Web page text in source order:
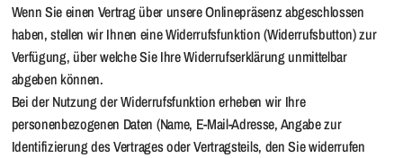
Wenn Sie einen Vertrag über unsere Onlinepräsenz abgeschlossen
haben, stellen wir Ihnen eine Widerrufsfunktion (Widerrufsbutton) zur
Verfügung, über welche Sie Ihre Widerrufserklärung unmittelbar
abgeben können.
Bei der Nutzung der Widerrufsfunktion erheben wir Ihre
personenbezogenen Daten (Name, E-Mail-Adresse, Angabe zur
Identifizierung des Vertrages oder Vertragsteils, den Sie widerrufen